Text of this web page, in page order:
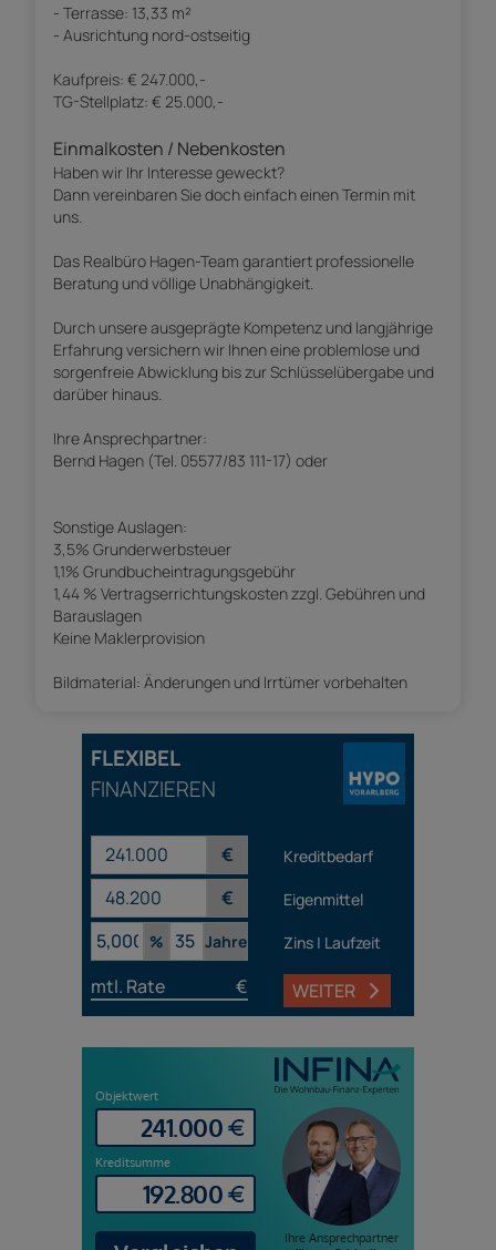
- Terrasse: 13,33 m²
- Ausrichtung nord-ostseitig
Kaufpreis: € 247.000,-
TG-Stellplatz: € 25.000,-
Einmalkosten / Nebenkosten
Haben wir Ihr Interesse geweckt?
Dann vereinbaren Sie doch einfach einen Termin mit
uns.
Das Realbüro Hagen-Team garantiert professionelle
Beratung und völlige Unabhängigkeit.
Durch unsere ausgeprägte Kompetenz und langjährige
Erfahrung versichern wir Ihnen eine problemlose und
sorgenfreie Abwicklung bis zur Schlüsselübergabe und
darüber hinaus.
Ihre Ansprechpartner:
Bernd Hagen (Tel. 05577/83 111-17) oder
Sonstige Auslagen:
3,5% Grunderwerbsteuer
1,1% Grundbucheintragungsgebühr
1,44 % Vertragserrichtungskosten zzgl. Gebühren und
Barauslagen
Keine Maklerprovision
Bildmaterial: Änderungen und Irrtümer vorbehalten
FLEXIBEL
FINANZIEREN
€ Kreditbedarf
€
Eigenmittel
%
Jahre Zins | Laufzeit
mtl. Rate € WEITER